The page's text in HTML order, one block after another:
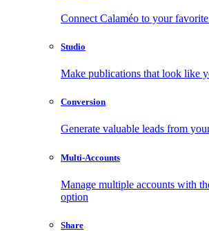
Connect Calaméo to your
Studio
Make publications that look like
Conversion
Generate valuable leads from
Multi-Accounts
Manage multiple accounts with
option
Share